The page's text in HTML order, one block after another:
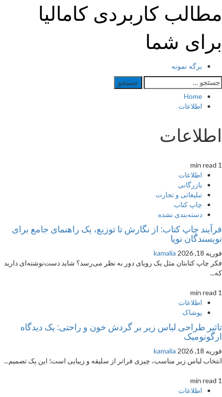
to
content
مطالب کاربردی کامالیا
برای شما
Primary
Menu
برگه نمونه
جستجو
برای:
Home
اطلاعات
اطلاعات
1 min read
اطلاعات
بازرگانی
تبلیغاتی و تجارت
چاپ کتاب
دسته‌بندی نشده
فرآیند چاپ کتاب: از نگارش تا توزیع، یک راهنمای جامع برای
نویسندگان نوپا
فوریه 18, 2026
kamalia
فکر چاپ کتابتان مثل یک رویای دور به نظر می‌رسد؟ شاید دست‌نوشته‌ای دارید
که...
1 min read
اطلاعات
پوشاک
تاثیر طراحی لباس زیر بر گردش خون و راحتی: یک دیدگاه
ارگونومیک
فوریه 18, 2026
kamalia
انتخاب لباس زیر مناسب، چیزی فراتر از سلیقه و زیبایی است؛ این یک تصمیم...
1 min read
اطلاعات